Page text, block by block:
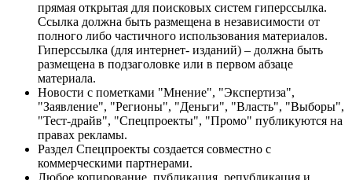
прямая открытая для поисковых систем гиперссылка.
Ссылка должна быть размещена в независимости от
полного либо частичного использования материалов.
Гиперссылка (для интернет- изданий) – должна быть
размещена в подзаголовке или в первом абзаце
материала.
Новости с пометками "Мнение", "Экспертиза",
"Заявление", "Регионы", "Деньги", "Власть", "Выборы",
"Тест-драйв", "Спецпроекты", "Промо" публикуются на
правах рекламы.
Раздел Спецпроекты создается совместно с
коммерческими партнерами.
Любое копирование, публикация, републикация и